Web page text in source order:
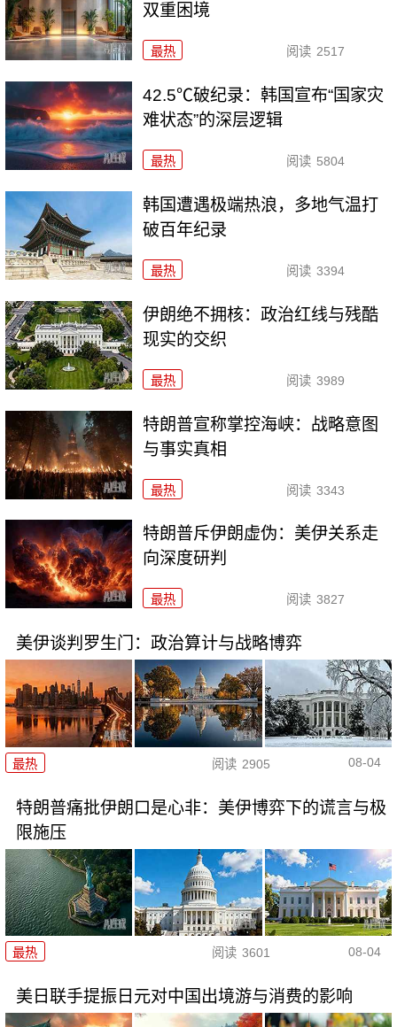
双重困境
最热 阅读 2517
42.5℃破纪录：韩国宣布“国家灾
难状态”的深层逻辑
最热 阅读 5804
韩国遭遇极端热浪，多地气温打
破百年纪录
最热 阅读 3394
伊朗绝不拥核：政治红线与残酷
现实的交织
最热 阅读 3989
特朗普宣称掌控海峡：战略意图
与事实真相
最热 阅读 3343
特朗普斥伊朗虚伪：美伊关系走
向深度研判
最热 阅读 3827
美伊谈判罗生门：政治算计与战略博弈
最热 阅读 2905 08-04
特朗普痛批伊朗口是心非：美伊博弈下的谎言与极
限施压
最热 阅读 3601 08-04
美日联手提振日元对中国出境游与消费的影响